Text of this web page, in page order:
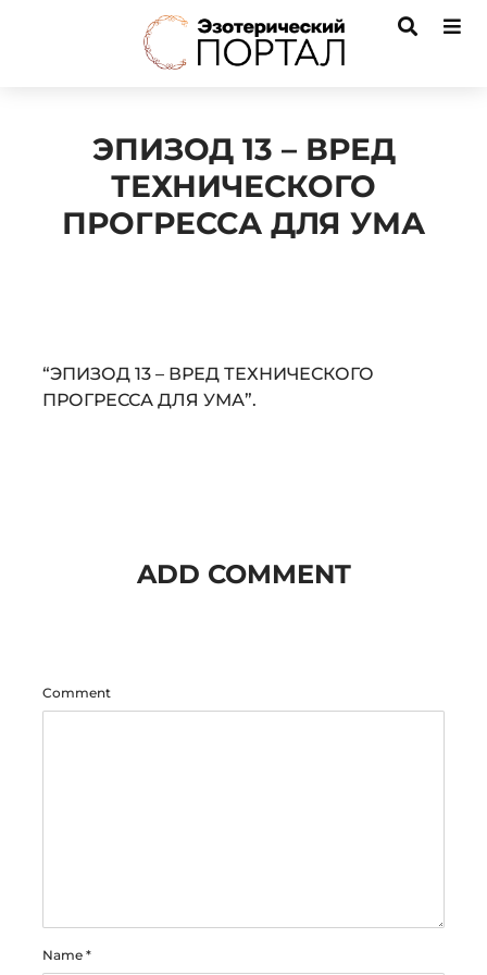
ЭПИЗОД 13 – ВРЕД
ТЕХНИЧЕСКОГО
ПРОГРЕССА ДЛЯ УМА
Audio
Player
“ЭПИЗОД 13 – ВРЕД ТЕХНИЧЕСКОГО
ПРОГРЕССА ДЛЯ УМА”.
ADD COMMENT
Comment
Name *